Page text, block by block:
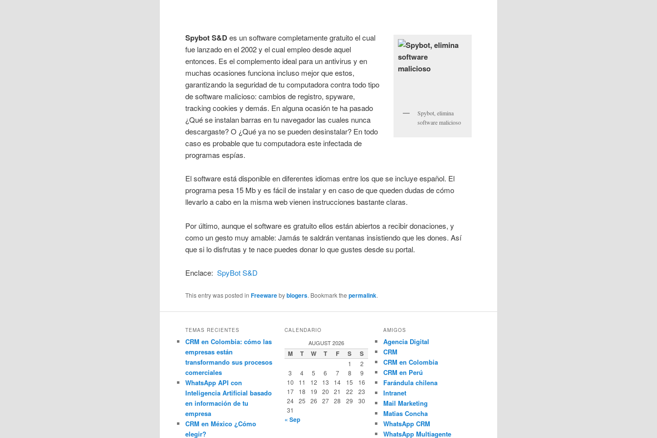
Spybot, elimina
software malicioso
Spybot S&Des un software completamente gratuito el cual
fue lanzado en el 2002 y el cual empleo desde aquel
entonces. Es el complemento ideal para un antivirus y en
muchas ocasiones funciona incluso mejor que estos,
garantizando la seguridad de tu computadora contra todo tipo
de software malicioso: cambios de registro, spyware,
tracking cookies y demás. En alguna ocasión te ha pasado
¿Qué se instalan barras en tu navegador las cuales nunca
descargaste? O ¿Qué ya no se pueden desinstalar? En todo
caso es probable que tu computadora este infectada de
programas espías.
El software está disponible en diferentes idiomas entre los que se incluye español. El
programa pesa 15 Mb y es fácil de instalar y en caso de que queden dudas de cómo
llevarlo a cabo en la misma web vienen instrucciones bastante claras.
Por último, aunque el software es gratuito ellos están abiertos a recibir donaciones, y
como un gesto muy amable: Jamás te saldrán ventanas insistiendo que les dones. Así
que si lo disfrutas y te nace puedes donar lo que gustes desde su portal.
Enclace: SpyBot S&D
This entry was posted inFreewarebyblogers. Bookmark thepermalink.
TEMAS RECIENTES
CRM en Colombia: cómo las
empresas están
transformando sus procesos
comerciales
WhatsApp API con
Inteligencia Artificial basado
en información de tu
empresa
CRM en México ¿Cómo
elegir?
CALENDARIO
AUGUST 2026
M T W T F S S
1
2
3
4 5 6 7 8
9
10
11 12 13 14 15
16
17
18 19 20 21 22
23
24
25 26 27 28 29
30
31
« Sep
AMIGOS
Agencia Digital
CRM
CRM en Colombia
CRM en Perú
Farándula chilena
Intranet
Mail Marketing
Matias Concha
WhatsApp CRM
WhatsApp Multiagente